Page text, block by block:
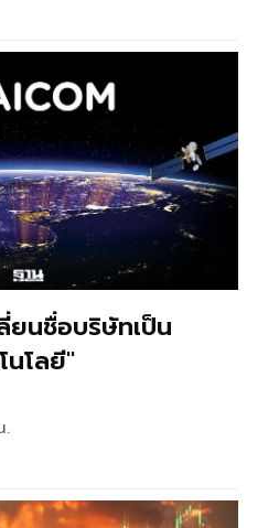
ยนชื่อบริษัทเป็น
นโลยี"
.